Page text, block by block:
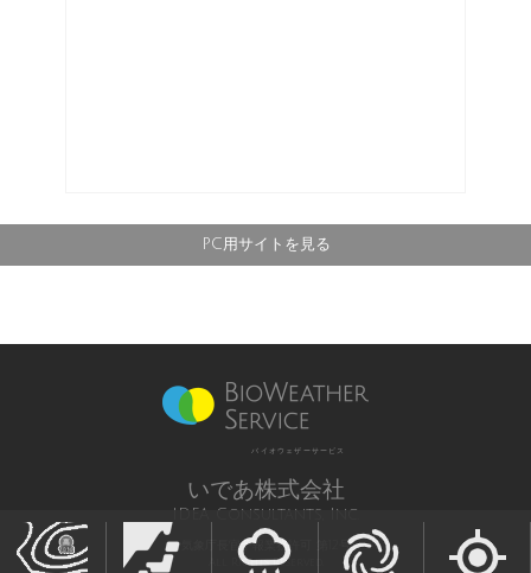
PC用サイトを見る
バイオウェザーサービス
いであ株式会社
IDEA Consultants, Inc.
気象庁長官予報業務許可 第12号
All Rights Reserved,